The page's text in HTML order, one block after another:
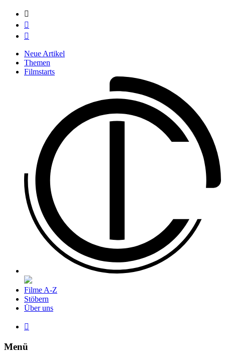



Neue Artikel
Themen
Filmstarts
Filme A-Z
Stöbern
Über uns

Menü